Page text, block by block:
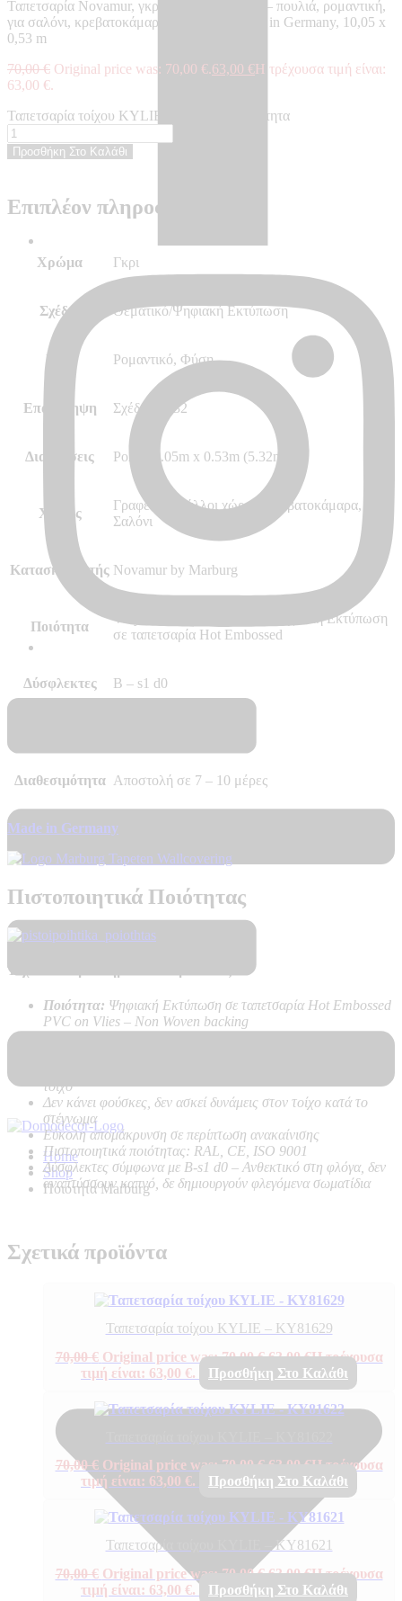
Home
Shop
Ποιοτητα Marburg
Ταπετσαρία Novamur, γκρι, με θέμα ουρανό – πουλιά, ρομαντική,
για σαλόνι, κρεβατοκάμαρα, γραφείο – Made in Germany, 10,05 x
0,53 m
70,00€ Original price was: 70,00 €.63,00 €Η τρέχουσα τιμή είναι:
63,00 €.
Ταπετσαρία τοίχου KYLIE - KY81628 ποσότητα
Προσθήκη Στο Καλάθι
Επιπλέον πληροφορίες
Χρώμα Γκρι
Σχέδιο Θεματικό/Ψηφιακή Εκτύπωση
Στυλ Ρομαντικό, Φύση
Επανάληψη Σχέδιο 64/32
Διαστάσεις Ρολό 10.05m x 0.53m (5.32m²)
Χώρος
Γραφείο και άλλοι χώροι, Κρεβατοκάμαρα,
Σαλόνι
Κατασκευαστής Novamur by Marburg
Ποιότητα
Vinyl, Vlies – Non Woven, Ψηφιακή Εκτύπωση
σε ταπετσαρία Hot Embossed
Δύσφλεκτες B – s1 d0
Διαθεσιμότητα Αποστολή σε 7 – 10 μέρες
Made in Germany
Πιστοποιητικά Ποιότητας
Τεχνικά Χαρακτηριστικά Προϊόντος:
Ποιότητα: Ψηφιακή Εκτύπωση σε ταπετσαρία Hot Embossed
PVC on Vlies – Non Woven backing
τοίχο
Δεν κάνει φούσκες, δεν ασκεί δυνάμεις στον τοίχο κατά το
στέγνωμα
Εύκολη απομάκρυνση σε περίπτωση ανακαίνισης
Πιστοποιητικά ποιότητας: RAL, CE, ISO 9001
Δύσφλεκτες σύμφωνα με B-s1 d0 – Ανθεκτικό στη φλόγα, δεν
αναπτύσσουν καπνό, δε δημιουργούν φλεγόμενα σωματίδια
Σχετικά προϊόντα
Ταπετσαρία τοίχου KYLIE – KY81629
70,00€ Original price was: 70,00 €.63,00€Η τρέχουσα
τιμή είναι: 63,00 €.
Προσθήκη Στο Καλάθι
70,00€ Original price was: 70,00 €. 63,00 €Η τρέχουσα
τιμή είναι: 63,00 €.
Προσθήκη Στο Καλάθι
Ταπετσαρία τοίχου KYLIE – KY81621
70,00€ Original price was: 70,00 €.63,00€Η τρέχουσα
τιμή είναι: 63,00 €.
Προσθήκη Στο Καλάθι